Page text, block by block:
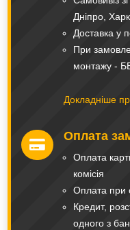
Дніпро,
Доставка у
При
монтажу -
Докладніше

Оплата
Оплата
комісія
Оплата при
Кредит,
одного з